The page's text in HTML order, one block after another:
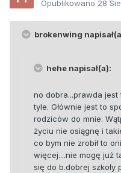
Opublikowano 28
brokenwing
hehe napisał(a):
no dobra...prawda
tyle. Głównie jest to
rodziców do mnie.
życiu nie osiągnę i
co bym nie zrobił to
więcej....nie mogę już
się do b.dobrej szkoły